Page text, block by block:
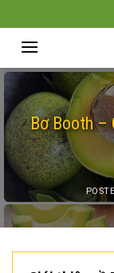
to
content
Bơ Booth –